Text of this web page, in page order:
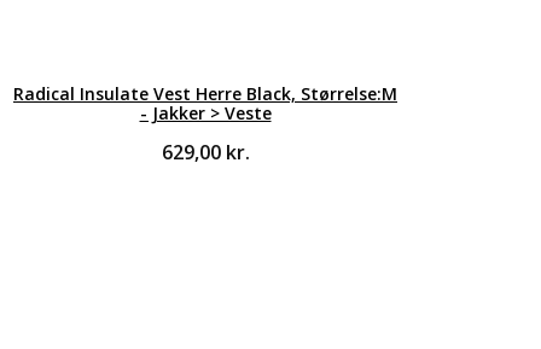
Radical Insulate Vest Herre Black, Størrelse:M
- Jakker > Veste
629,00 kr.